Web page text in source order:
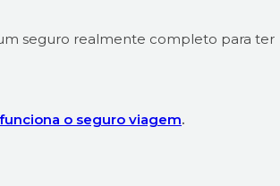
seguro realmente completo para ter
o seguro viagem.